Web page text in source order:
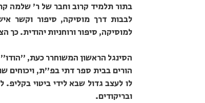
בתור תלמיד קרוב וחבר של ר' שלמה
לבבות דרך מוסיקה, סיפור וקשר
למוסיקה, סיפור ורוחניות יהודית.
הסינגל הראשון המשוחרר כעת, "הודו"
הורים בבית ספר דתי בפ"ת, ויכוחים
לו לעצב גדול שבא לידי ביטוי
ובריקודים.